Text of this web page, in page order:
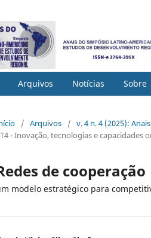
Arquivos Notícias Sobre
/ Arquivos / v. 4 n. 4 (2025):
- Inovação, tecnologias e capacidades
de cooperação
modelo estratégico para